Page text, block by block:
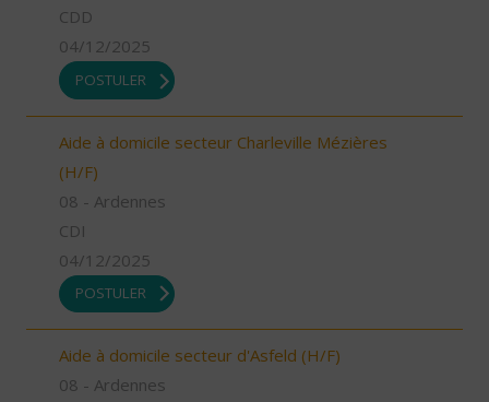
CDD
04/12/2025
POSTULER
Aide à domicile secteur Charleville Mézières
(H/F)
08 - Ardennes
CDI
04/12/2025
POSTULER
Aide à domicile secteur d'Asfeld (H/F)
08 - Ardennes